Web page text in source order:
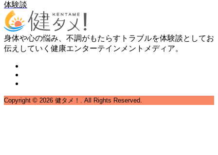
体験談
身体や心の悩み、不調がもたらすトラブルを体験談としてお
伝えしていく健康エンターテインメントメディア。
Copyright © 2026 健タメ！. All Rights Reserved.